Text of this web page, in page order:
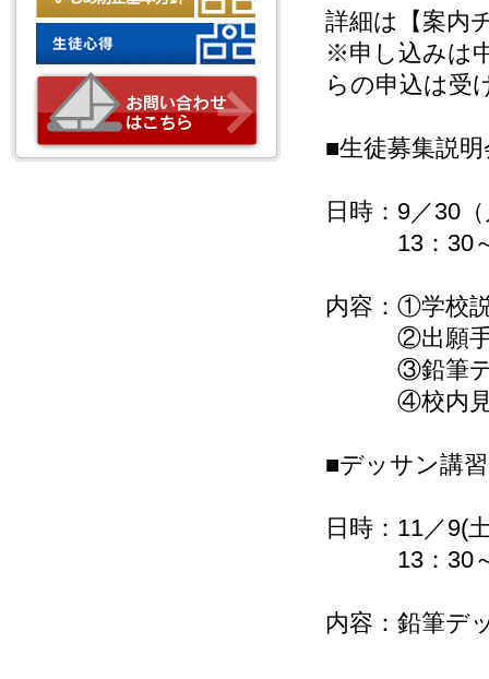
詳細は【案内
※申し込みは
らの申込は受
■生徒募集説明
日時：9／30
13：30～
内容：①学校
②出願手
③鉛筆デッ
④校内見学
■デッサン講
日時：11／9(
13：30～
内容：鉛筆デ